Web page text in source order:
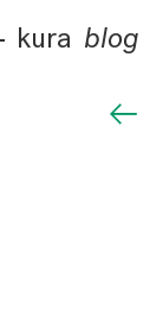
kura blog
←